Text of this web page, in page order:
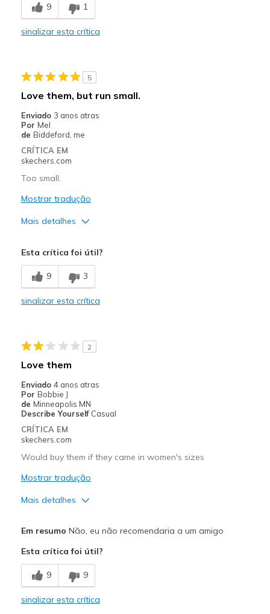
Stylish
View On Shoes
I'm Really Into Shoes
9 1
sinalizar esta crítica
5
Love them, but run small.
Enviado 3 anos atras
Por Mel
de Biddeford, me
CRÍTICA EM
skechers.com
Too small.
Mostrar tradução
Mais detalhes
Stylish
Esta crítica foi útil?
9 3
sinalizar esta crítica
2
Love them
Enviado 4 anos atras
Por Bobbie J
de Minneapolis MN
Describe Yourself Casual
CRÍTICA EM
skechers.com
Would buy them if they came in women's sizes
Mostrar tradução
Mais detalhes
Stylish
Melhores utilizações
Casual Wear
Em resumo Não, eu não recomendaria a um amigo
Esta crítica foi útil?
9 9
sinalizar esta crítica